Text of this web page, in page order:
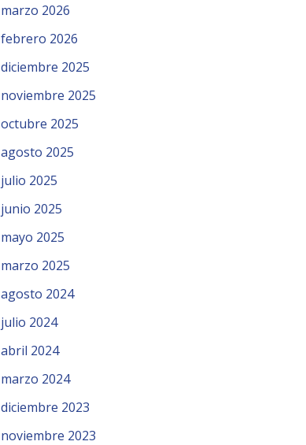
marzo 2026
febrero 2026
diciembre 2025
noviembre 2025
octubre 2025
agosto 2025
julio 2025
junio 2025
mayo 2025
marzo 2025
agosto 2024
julio 2024
abril 2024
marzo 2024
diciembre 2023
noviembre 2023